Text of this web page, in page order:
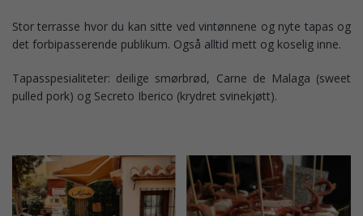
Stor terrasse hvor du kan sitte ved vintønnene og nyte tapas og
det forbipasserende publikum. Også alltid mett og koselig inne.
Tapasspesialiteter: deilige smørbrød, Carne de Malaga (sweet
pulled pork) og Secreto Iberico (krydret svinekjøtt).